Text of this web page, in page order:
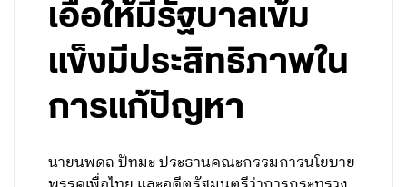
เอื้อให้มีรัฐบาลเข้ม
แข็งมีประสิทธิภาพใน
การแก้ปัญหา
นายนพดล ปัทมะ ประธานคณะกรรมการนโยบาย